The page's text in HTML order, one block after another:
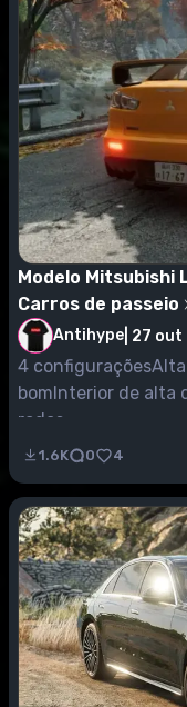
Modelo Mitsubishi
Carros de passeio
Antihype 27 out
4
bomInterior de alta
rodas...
1.6K 0 4